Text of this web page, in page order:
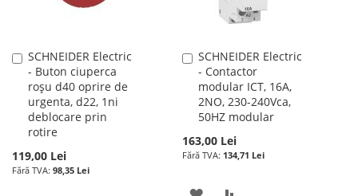
SCHNEIDER Electric
- Buton ciuperca
roșu d40 oprire de
urgenta, d22, 1ni
deblocare prin
rotire
119,00 Lei
98,35 Lei
Adauga
în
cos
SCHNEIDER Electric
- Contactor
modular ICT, 16A,
2NO, 230-240Vca,
50HZ modular
163,00 Lei
134,71 Lei
Adauga
în
cos
ADAUGATI